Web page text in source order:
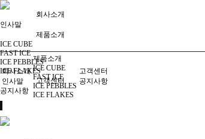
회사소개
인사말
제품소개
ICE CUBE
FAST ICE
ICE PEBBLES
ICE FLAKES
고객센터
공지사항
회사소개
인사말
제품소개
ICE CUBE
FAST ICE
ICE PEBBLES
ICE FLAKES
고객센터
공지사항